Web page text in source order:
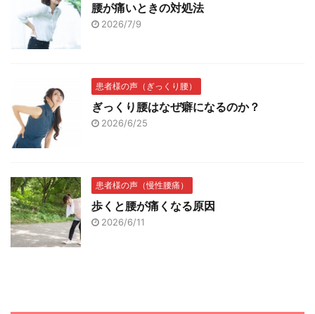
腰が痛いときの対処法
2026/7/9
患者様の声（ぎっくり腰）
ぎっくり腰はなぜ癖になるのか？
2026/6/25
患者様の声（慢性腰痛）
歩くと腰が痛くなる原因
2026/6/11